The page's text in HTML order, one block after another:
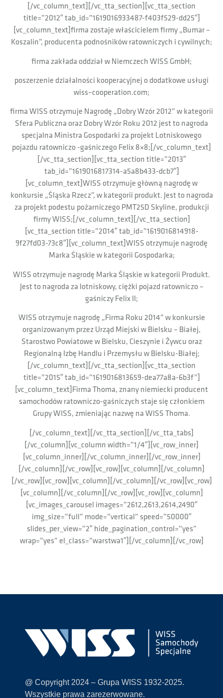
[/vc_column_text][/vc_tta_section][vc_tta_section
title=”2012″ tab_id=”1619016933487-f403f529-dd25″]
[vc_column_text]firma zostaje właścicielem firmy „Bumar –
Koszalin”, producenta podnośników ratowniczych i cywilnych;
firma zakłada oddział w Niemczech WISS GmbH;
poszerzenie działalności kooperacyjnej o dodatkowe usługi
wiss–cooperation.com;
firma WISS otrzymuje Nagrodę „Dobry Wzór 2012” w kategorii
Sfera Publiczna oraz Dobry Wzór Roku 2012 jest to nagroda
specjalna Ministra Gospodarki za projekt Lotniskowego
pojazdu ratowniczo -gaśniczego Felix 8×8;[/vc_column_text]
[/vc_tta_section][vc_tta_section title=”2013″
tab_id=”1619016817314-a5a8b433-dcb7″]
[vc_column_text]WISS otrzymuje główną nagrodę w
konkursie „Śląska Rzecz”, w kategorii produkt. Jest to nagroda
za projekt podestu pożarniczego PMT25D Skyline, produkcji
firmy WISS;[/vc_column_text][/vc_tta_section]
[vc_tta_section title=”2014″ tab_id=”1619016814918-
9f27fd03-73c8″][vc_column_text]WISS otrzymuje nagrodę
Marka Śląskie w kategorii Gospodarka;
WISS otrzymuje nagrodę Marka Śląskie w kategorii Produkt.
Jest to nagroda za lotniskowy, ciężki pojazd ratowniczo –
gaśniczy Felix II;
WISS otrzymuje nagrodę „Firma Roku 2014” w konkursie
organizowanym przez Urząd Miejski w Bielsku – Białej,
Starostwo Powiatowe w Bielsku, Cieszynie i Żywcu oraz
Regionalną Izbę Handlu i Przemysłu w Bielsku-Białej;
[/vc_column_text][/vc_tta_section][vc_tta_section
title=”2015″ tab_id=”1619016813659-dea77a8a-6b3f”]
[vc_column_text]Firma Thoma, znany niemiecki producent
samochodów ratowniczo-gaśniczych staje się członkiem
Grupy WISS, zmieniając nazwę na WISS Thoma.
[/vc_column_text][/vc_tta_section][/vc_tta_tabs]
[/vc_column][vc_column width=”1/4″][vc_row_inner]
[vc_column_inner][/vc_column_inner][/vc_row_inner]
[/vc_column][/vc_row][vc_row][vc_column][/vc_column]
[/vc_row][vc_row][vc_column][/vc_column][/vc_row][vc_row]
[vc_column][/vc_column][/vc_row][vc_row][vc_column]
[vc_images_carousel images=”2612,2613,2614,2490″
img_size=”full” mode=”vertical” speed=”50000″
slides_per_view=”2″ hide_pagination_control=”yes”
wrap=”yes” el_class=”warstwa1″][/vc_column][/vc_row]
@ Copyright 2024 – Grupa WISS 1932-2025.
Wszystkie prawa zarezerwowane.